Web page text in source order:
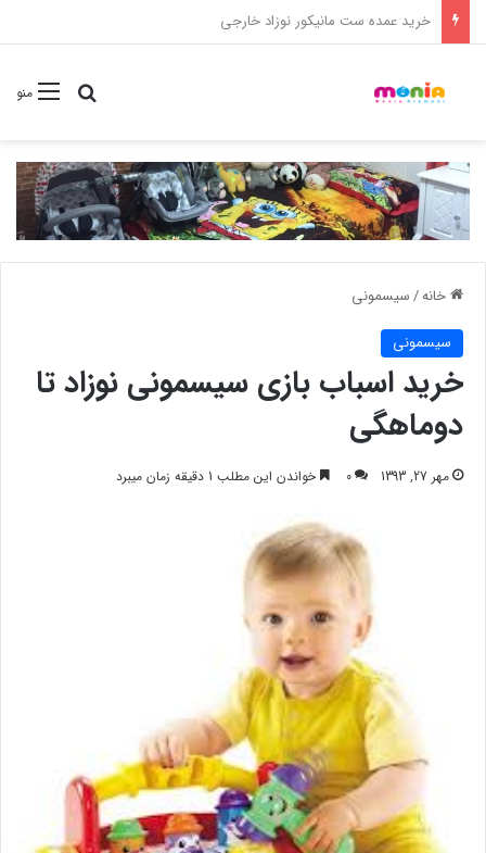
خرید شامپو سر و بدن 500 میل کودک موستلا
منوجستجو
خانه/سیسمونی
سیسمونی
خرید اسباب بازی سیسمونی نوزاد تا
دوماهگی
مهر 27, 1393 0 خواندن این مطلب 1 دقیقه زمان میبرد